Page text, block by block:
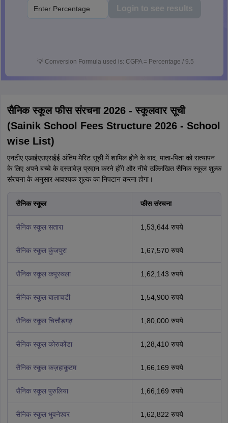
Login to see results
💡 Conversion Formula used is: CGPA = Percentage / 9.5
सैनिक स्कूल फीस संरचना 2026 - स्कूलवार सूची
(Sainik School Fees Structure 2026 - School
wise List)
एनटीए एआईएसएसईई अंतिम मेरिट सूची में शामिल होने के बाद, माता-पिता को सत्यापन
के लिए अपने बच्चे के दस्तावेज़ प्रदान करने होंगे और नीचे उल्लिखित सैनिक स्कूल शुल्क
संरचना के अनुसार आवश्यक शुल्क का निपटान करना होगा।
सैनिक स्कूल फीस संरचना
सैनिक स्कूल सतारा 1,53,644 रुपये
सैनिक स्कूल कुंजपुरा 1,67,570 रुपये
सैनिक स्कूल कपूरथला 1,62,143 रुपये
सैनिक स्कूल बालाचडी 1,54,900 रुपये
सैनिक स्कूल चित्तौड़गढ़ 1,80,000 रुपये
सैनिक स्कूल कोरुकोंडा 1,28,410 रुपये
सैनिक स्कूल कज़हाकूटम 1,66,169 रुपये
सैनिक स्कूल पुरुलिया 1,66,169 रुपये
सैनिक स्कूल भुवनेश्वर 1,62,822 रुपये